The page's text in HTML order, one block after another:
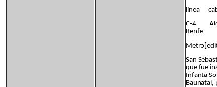
línea
C-4
Renfe
San
que fue
Infanta
Baunatal,